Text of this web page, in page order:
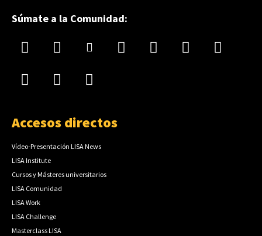
Súmate a la Comunidad:
Accesos directos
Vídeo-Presentación LISA News
LISA Institute
Cursos y Másteres universitarios
LISA Comunidad
LISA Work
LISA Challenge
Masterclass LISA